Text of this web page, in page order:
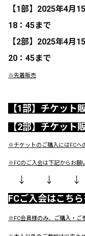
【1部】2025年4月1
18：45まで
【2部】2025年4月1
20：45まで
※先着販売
【1部】チケット
【2部】チケット
※チケットのご購入にはFCへ
※FCのご入会は下記からお願
↓ ↓ ↓
FCご入会はこち
※FC会員様のみ、ご購入・ご